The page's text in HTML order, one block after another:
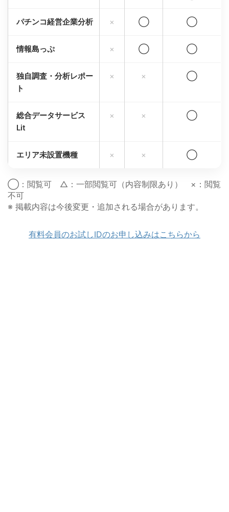
パチンコ経営企業分析 × ◯ ◯
情報島っぷ × ◯ ◯
独自調査・分析レポー
ト
× × ◯
総合データサービス
Lit
× × ◯
エリア未設置機種 × × ◯
◯：閲覧可 △：一部閲覧可（内容制限あり） ×：閲覧
不可
※ 掲載内容は今後変更・追加される場合があります。
有料会員のお試しIDのお申し込みはこちらから